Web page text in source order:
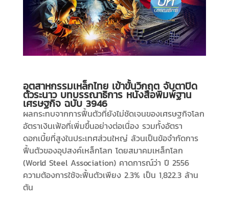
อุตสาหกรรมเหล็กไทย เข้าขั้นวิกฤต จับตาปิด
ตัวระนาว บทบรรณาธิการ หนังสือพิมพ์ฐาน
เศรษฐกิจ ฉบับ 3946
ผลกระทบจากการฟื้นตัวที่ยังไม่ชัดเจนของเศรษฐกิจโลก
อัตราเงินเฟ้อที่เพิ่มขึ้นอย่างต่อเนื่อง รวมทั้งอัตรา
ดอกเบี้ยที่สูงในประเทศส่วนใหญ่ ล้วนเป็นข้อจำกัดการ
ฟื้นตัวของอุปสงค์เหล็กโลก โดยสมาคมเหล็กโลก
(World Steel Association) คาดการณ์ว่า ปี 2556
ความต้องการใช้จะฟื้นตัวเพียง 2.3% เป็น 1,822.3 ล้าน
ตัน